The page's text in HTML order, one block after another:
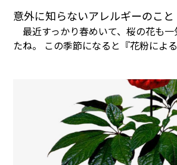
意外に知らないアレルギーのこと
最近すっかり春めいて、桜の花も
たね。 この季節になると『花粉によ